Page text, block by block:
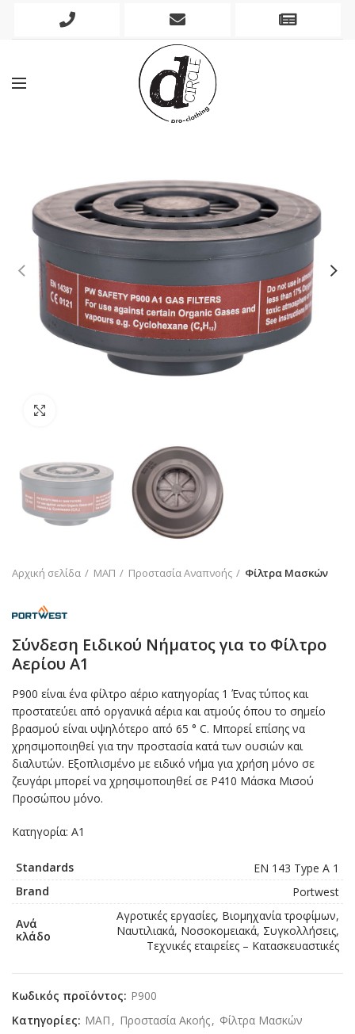
Phone
Mobile
Αρχική σελίδα ΜΑΠ Προστασία Αναπνοής Φίλτρα Μασκών
Σύνδεση Ειδικού Νήματος για το Φίλτρο
Αερίου A1
P900 είναι ένα φίλτρο αέριο κατηγορίας 1 Ένας τύπος και
προστατεύει από οργανικά αέρια και ατμούς όπου το σημείο
βρασμού είναι υψηλότερο από 65 ° C. Μπορεί επίσης να
χρησιμοποιηθεί για την προστασία κατά των ουσιών και
διαλυτών. Εξοπλισμένο με ειδικό νήμα για χρήση μόνο σε
ζευγάρι μπορεί να χρησιμοποιηθεί σε P410 Μάσκα Μισού
Προσώπου μόνο.
Κατηγορία: A1
Standards
EN 143 Type A 1
Brand
Portwest
Ανά
κλάδο
Αγροτικές εργασίες, Βιομηχανία τροφίμων,
Ναυτιλιακά, Νοσοκομειακά, Συγκολλήσεις,
Τεχνικές εταιρείες – Κατασκευαστικές
Κωδικός προϊόντος: P900
Κατηγορίες: ΜΑΠ , Προστασία Ακοής, Φίλτρα Μασκών